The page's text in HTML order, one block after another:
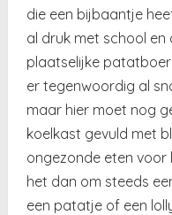
die een bijbaantje
al druk met school
plaatselijke
er tegenwoordig al
maar hier moet nog
koelkast gevuld met
ongezonde eten voor
het dan om steeds
een patatje of een